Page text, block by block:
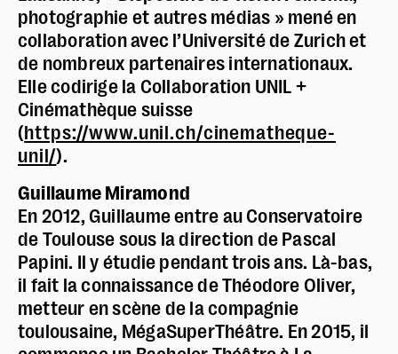
photographie et autres médias » mené en
collaboration avec l’Université de Zurich et
de nombreux partenaires internationaux.
Elle codirige la Collaboration UNIL +
Cinémathèque suisse
(https://www.unil.ch/cinematheque-
unil/).
Guillaume Miramond
En 2012, Guillaume entre au Conservatoire
de Toulouse sous la direction de Pascal
Papini. Il y étudie pendant trois ans. Là-bas,
il fait la connaissance de Théodore Oliver,
metteur en scène de la compagnie
toulousaine, MégaSuperThéâtre. En 2015, il